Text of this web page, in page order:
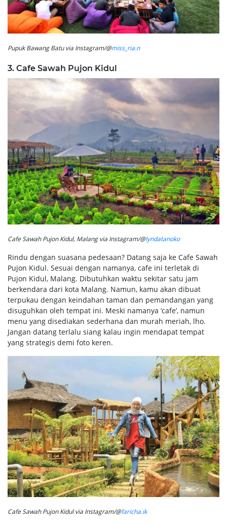
Pupuk Bawang Batu via Instagram/@miss_ria.n
3. Cafe Sawah Pujon Kidul
Cafe Sawah Pujon Kidul, Malang via Instagram/@lyndatanoko
Rindu dengan suasana pedesaan? Datang saja ke Cafe Sawah
Pujon Kidul. Sesuai dengan namanya, cafe ini terletak di
Pujon Kidul, Malang. Dibutuhkan waktu sekitar satu jam
berkendara dari kota Malang. Namun, kamu akan dibuat
terpukau dengan keindahan taman dan pemandangan yang
disuguhkan oleh tempat ini. Meski namanya ‘cafe’, namun
menu yang disediakan sederhana dan murah meriah, lho.
Jangan datang terlalu siang kalau ingin mendapat tempat
yang strategis demi foto keren.
Cafe Sawah Pujon Kidul via Instagram/@faricha.ik